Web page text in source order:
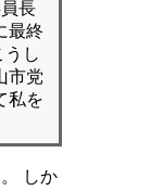
長
最終
し
市党
私を
しか